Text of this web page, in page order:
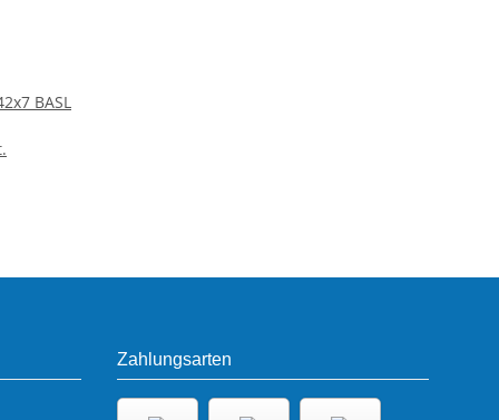
BASL
Zahlungsarten